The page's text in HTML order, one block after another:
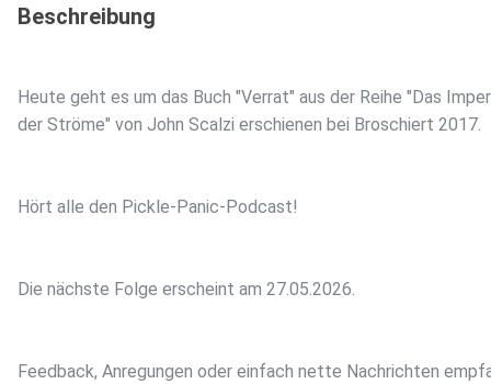
Beschreibung
Heute geht es um das Buch "Verrat" aus der Reihe "Das
der Ströme" von John Scalzi erschienen bei Broschiert 2017.
Hört alle den Pickle-Panic-Podcast!
Die nächste Folge erscheint am 27.05.2026.
Feedback, Anregungen oder einfach nette Nachrichten